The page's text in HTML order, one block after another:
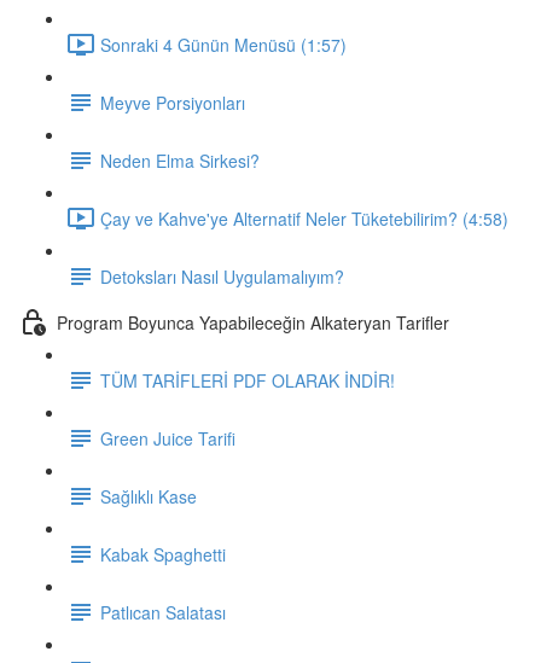
Sonraki 4 Günün Menüsü (1:57)
Meyve Porsiyonları
Neden Elma Sirkesi?
Çay ve Kahve'ye Alternatif Neler Tüketebilirim? (4:58)
Detoksları Nasıl Uygulamalıyım?
Program Boyunca Yapabileceğin Alkateryan Tarifler
TÜM TARİFLERİ PDF OLARAK İNDİR!
Green Juice Tarifi
Sağlıklı Kase
Kabak Spaghetti
Patlıcan Salatası